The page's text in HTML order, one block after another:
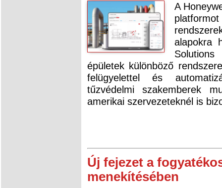
A
alapokra
épületek különböző
felügyelettel és
tűzvédelmi szakemberek
amerikai szervezeteknél is
Új fejezet a
menekítésében